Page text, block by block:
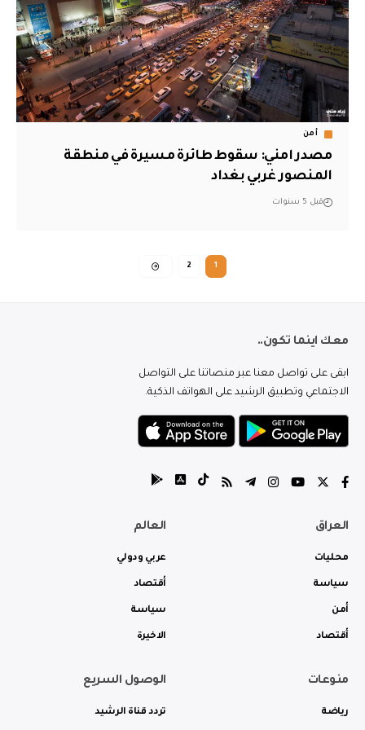
أمن
مصدر امني: سقوط طائرة مسيرة في منطقة
المنصور غربي بغداد
قبل 5 سنوات
1
2
معك اينما تكون..
ابقى على تواصل معنا عبر منصاتنا على التواصل
الاجتماعي وتطبيق الرشيد على الهواتف الذكية.
العراق
محليات
سياسة
أمن
أقتصاد
العالم
عربي ودولي
أقتصاد
سياسة
الاخيرة
منوعات
رياضة
الوصول السريع
تردد قناة الرشيد